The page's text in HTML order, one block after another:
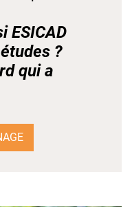
ESICAD
?
qui a